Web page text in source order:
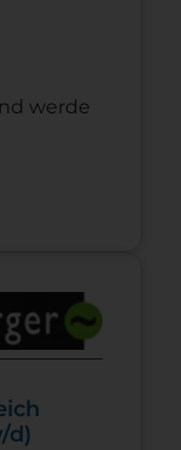
werde
wir sehr
und
der
d)